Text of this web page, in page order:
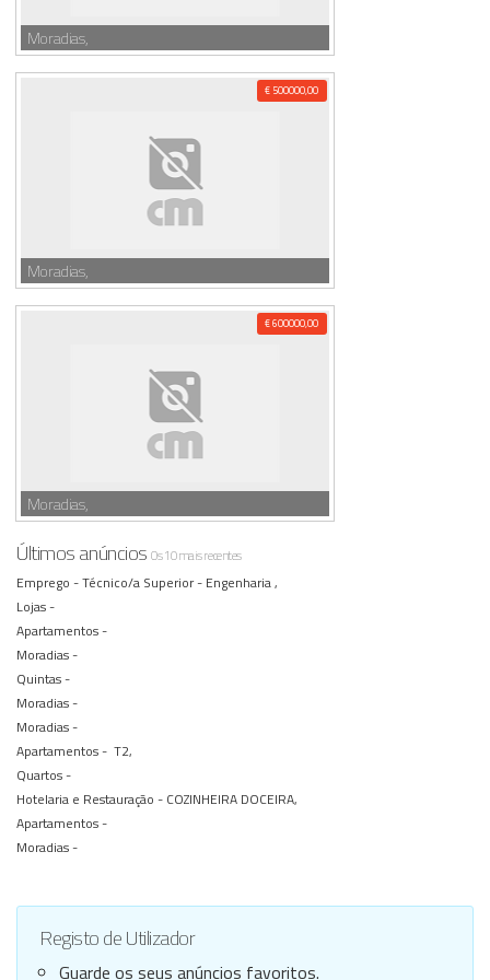
Moradias,
€ 500000,00
Moradias,
€ 600000,00
Moradias,
Últimos anúnciosOs 10 mais recentes
Emprego -Técnico/a Superior - Engenharia ,
Lojas -
Apartamentos -
Moradias -
Quintas -
Moradias -
Moradias -
Apartamentos - T2,
Quartos -
Hotelaria e Restauração - COZINHEIRA DOCEIRA,
Apartamentos -
Moradias -
Registo de Utilizador
Guarde os seus anúncios favoritos.